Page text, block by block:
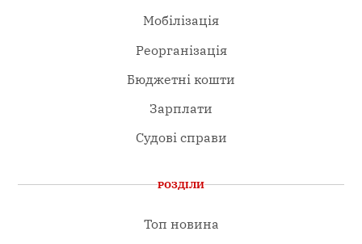
Мобілізація
Реорганізація
Бюджетні кошти
Зарплати
Судові справи
РОЗДІЛИ
Топ новина